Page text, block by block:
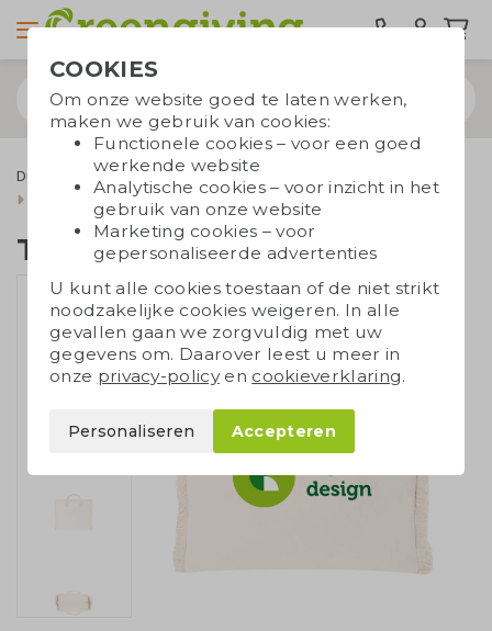
Duurzame tassen Draagtassen
Ecru katoenen tassen
Tas met franjes
Tas met franjes
COOKIES
Om onze website goed te laten werken,
maken we gebruik van cookies:
Functionele cookies – voor een goed
werkende website
Analytische cookies – voor inzicht in het
gebruik van onze website
Marketing cookies – voor
gepersonaliseerde advertenties
U kunt alle cookies toestaan of de niet strikt
noodzakelijke cookies weigeren. In alle
gevallen gaan we zorgvuldig met uw
gegevens om. Daarover leest u meer in
onze privacy-policyen cookieverklaring.
Personaliseren Accepteren